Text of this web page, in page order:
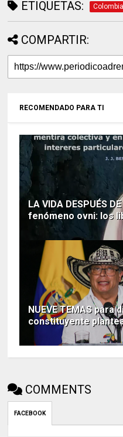
ETIQUETAS: Colombia
COMPARTIR:
RECOMENDADO PARA TI
LA VIDA DESPUÉS
fenómeno ovni: los
NUEVE TEMAS para
constituyente
COMMENTS
FACEBOOK